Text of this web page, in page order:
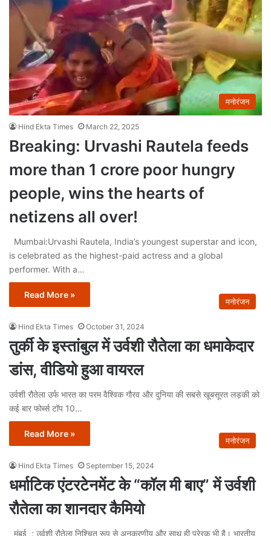
मनोरंजन
Hind Ekta Times March 22, 2025
Breaking: Urvashi Rautela feeds
more than 1 crore poor hungry
people, wins the hearts of
netizens all over!
Mumbai:Urvashi Rautela, India’s youngest superstar and icon,
is celebrated as the highest-paid actress and a global
performer. With a…
Read More »
मनोरंजन
Hind Ekta Times October 31, 2024
तुर्की के इस्तांबुल में उर्वशी रौतेला का धमाकेदार
डांस, वीडियो हुआ वायरल
उर्वशी रौतेला उर्फ भारत का परम वैश्विक गौरव और दुनिया की सबसे खूबसूरत लड़की को
कई बार फोर्ब्स टॉप 10…
Read More »
मनोरंजन
Hind Ekta Times September 15, 2024
धर्माटिक एंटरटेनमेंट के “कॉल मी बाए” में उर्वशी
रौतेला का शानदार कैमियो
मुंबई : उर्वशी रौतेला निश्चित रूप से अनुकरणीय और साथ ही प्रेरक भी है। भारतीय